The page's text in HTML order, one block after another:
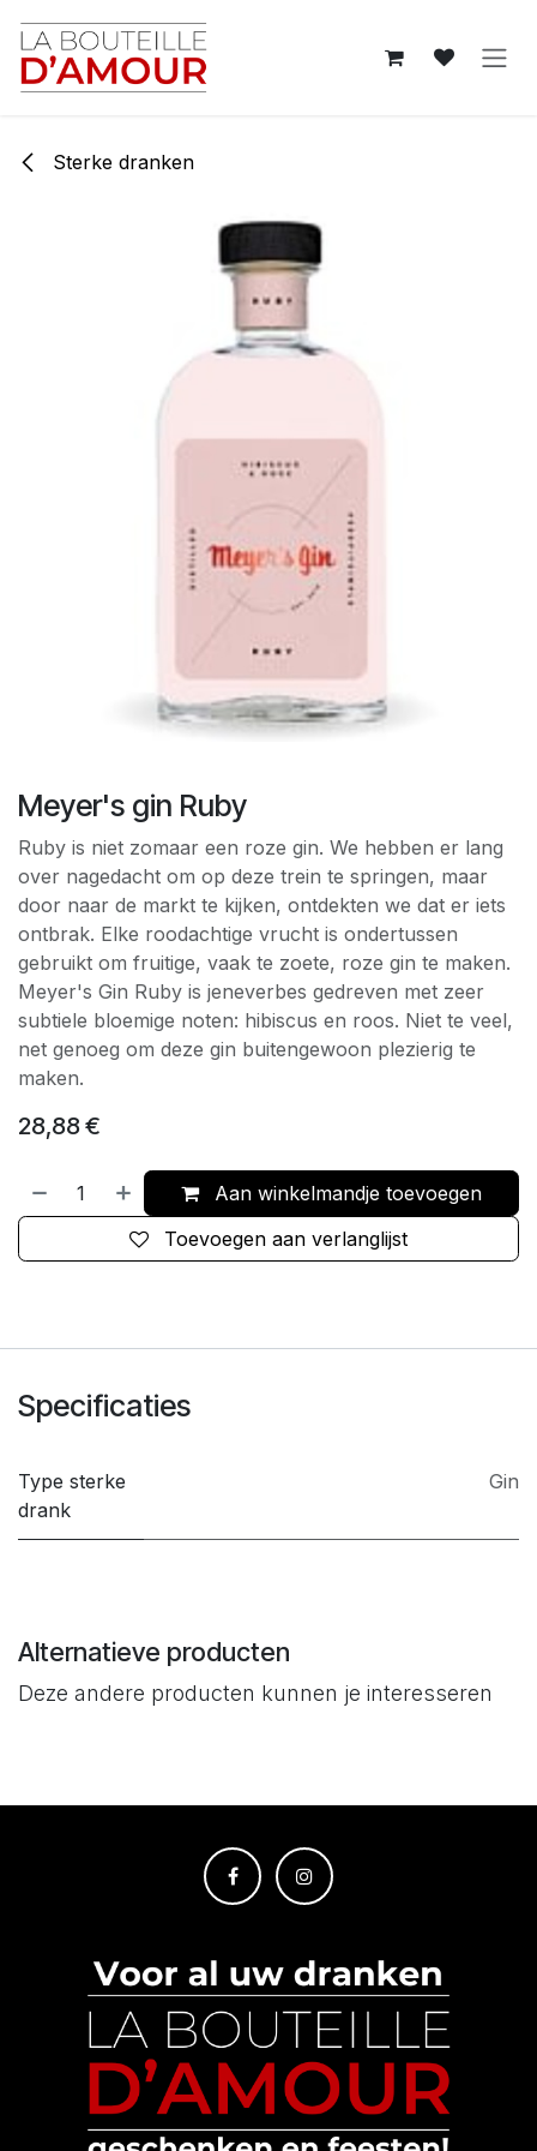
Sterke dranken
Meyer's gin Ruby
Ruby is niet zomaar een roze gin. We hebben er lang
over nagedacht om op deze trein te springen, maar
door naar de markt te kijken, ontdekten we dat er iets
ontbrak. Elke roodachtige vrucht is ondertussen
gebruikt om fruitige, vaak te zoete, roze gin te maken.
Meyer's Gin Ruby is jeneverbes gedreven met zeer
subtiele bloemige noten: hibiscus en roos. Niet te veel,
net genoeg om deze gin buitengewoon plezierig te
maken.
28,88€
Aan winkelmandje toevoegen
Toevoegen aan verlanglijst
Specificaties
Type sterke
drank
Gin
Alternatieve producten
Deze andere producten kunnen je interesseren